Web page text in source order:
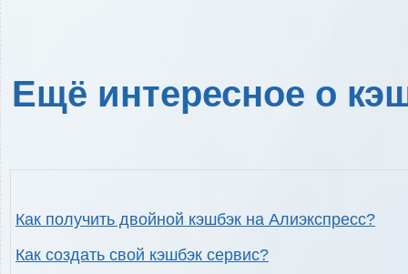
Ещё интересное о
Как получить двойной кэшбэк на Алиэкспресс?
Как создать свой кэшбэк сервис?